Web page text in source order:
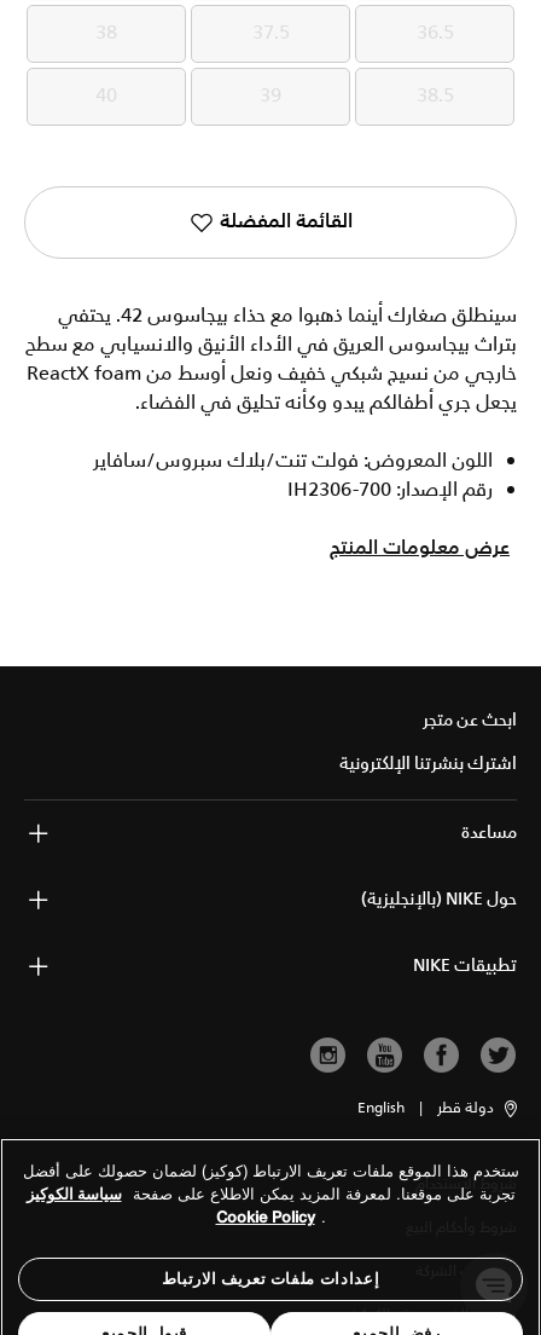
36.5
36.5
37.5
37.5
38
38
38.5
38.5
39
39
40
40
القائمة المفضلة
سينطلق صغارك أينما ذهبوا مع حذاء بيجاسوس 42. يحتفي
بتراث بيجاسوس العريق في الأداء الأنيق والانسيابي مع سطح
خارجي من نسيج شبكي خفيف ونعل أوسط من ReactX foam
يجعل جري أطفالكم يبدو وكأنه تحليق في الفضاء.
اللون المعروض: فولت تنت/بلاك سبروس/سافاير
رقم الإصدار: IH2306-700
عرض معلومات المنتج
ابحث عن متجر
اشترك بنشرتنا الإلكترونية
مساعدة
حول NIKE (بالإنجليزية)
تطبيقات NIKE
دولة قطر |
English
شروط الاستخدام
معلومات الشركة
سياسة الخصوصية والكوكيز
ستخدم هذا الموقع ملفات تعريف الارتباط (كوكيز) لضمان حصولك على أفضل
تجربة على موقعنا. لمعرفة المزيد يمكن الاطلاع على صفحة سياسة الكوكيز
.
Cookie Policy
إعدادات ملفات تعريف الارتباط